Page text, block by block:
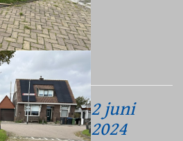
2 juni
2024